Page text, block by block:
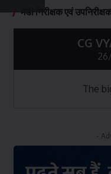
मंडी निरीक्षक एवं
CG
The
-